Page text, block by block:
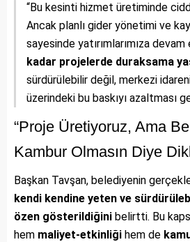
“Bu kesinti hizmet üretiminde
Ancak planlı gider yönetimi ve
sayesinde yatırımlarımıza devam
kadar projelerde duraksama
sürdürülebilir değil, merkezi
üzerindeki bu baskıyı azaltması
“Proje Üretiyoruz, Ama
Kambur Olmasın Diye
Başkan Tavşan, belediyenin
kendi kendine yeten ve
özen gösterildiğini belirtti. Bu
hem maliyet-etkinliği hem de